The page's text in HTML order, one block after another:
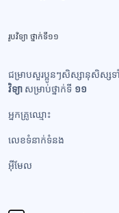
រូបវិទ្យា ថ្នាក់ទី១១
ជម្រាបសួរប្អូនៗសិស្សានុសិស្សទ
វិទ្យា សម្រាប់ថ្នាក់ទី ១១
អ្នកគ្រូឈ្មោះ
លេខទំនាក់ទំនង​
អ៊ីមែល